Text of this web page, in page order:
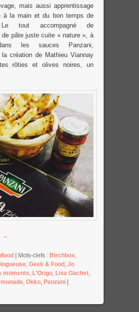
mais aussi apprentissage
à la main et du bon temps de
tout accompagné de
de pâte juste cuite « nature », à
les sauces Panzani,
la création de Mathieu Viannay
rôties et olives noires, un
→
Mood Mots-clefs : Birchbox,
, Geek & Food , Jo
moments, L'Origo, Lisa Gachet,
, Okko, Panzani